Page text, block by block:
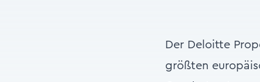
Der Deloitte
größten